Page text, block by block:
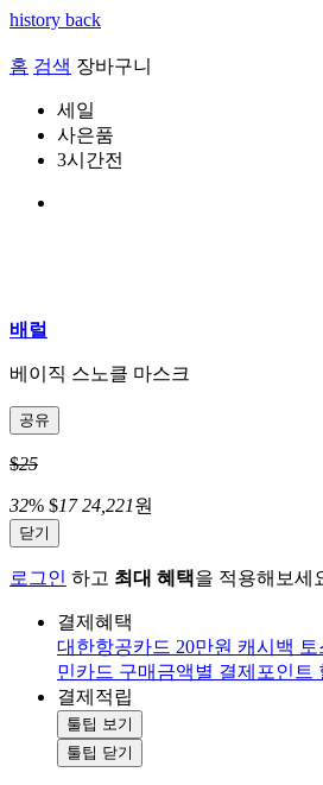
history back
홈 검색 장바구니
세일
사은품
3시간전
배럴
베이직 스노클 마스크
공유
$25
32% $17 24,221원
닫기
로그인 하고 최대 혜택을 적용해보세
결제혜택
대한항공카드 20만원 캐시백
민카드 구매금액별 결제포인트
결제적립
툴팁 보기
툴팁 닫기